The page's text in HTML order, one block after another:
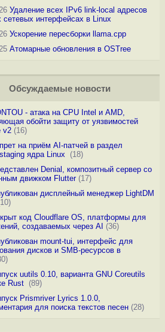
Удаление всех IPv6 link-local адресов
сетевых интерфейсах в Linux
Ускорение пересборки llama.cpp
Атомарные обновления в OSTree
Обсуждаемые новости
- атака на CPU Intel и AMD,
обойти защиту от уязвимостей
v2(16)
на приём AI-патчей в раздел
ядра Linux
(18)
Denial, композитный сервер со
движком Flutter(17)
дисплейный менеджер LightDM
код Cloudflare OS, платформы для
создаваемых через AI
(36)
mount-tui, интерфейс для
дисков и SMB-ресурсов в
uutils 0.10, варианта GNU Coreutils
Rust (89)
Prismriver Lyrics 1.0.0,
для поиска текстов песен(28)